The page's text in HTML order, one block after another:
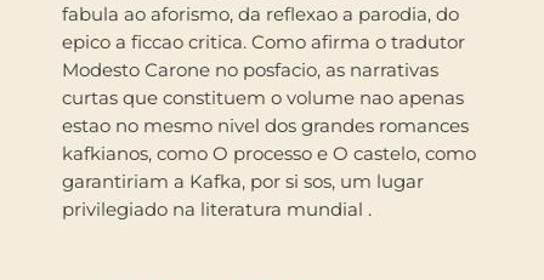
fabula ao aforismo, da reflexao a parodia, do
epico a ficcao critica. Como afirma o tradutor
Modesto Carone no posfacio, as narrativas
curtas que constituem o volume nao apenas
estao no mesmo nivel dos grandes romances
kafkianos, como O processo e O castelo, como
garantiriam a Kafka, por si sos, um lugar
privilegiado na literatura mundial .